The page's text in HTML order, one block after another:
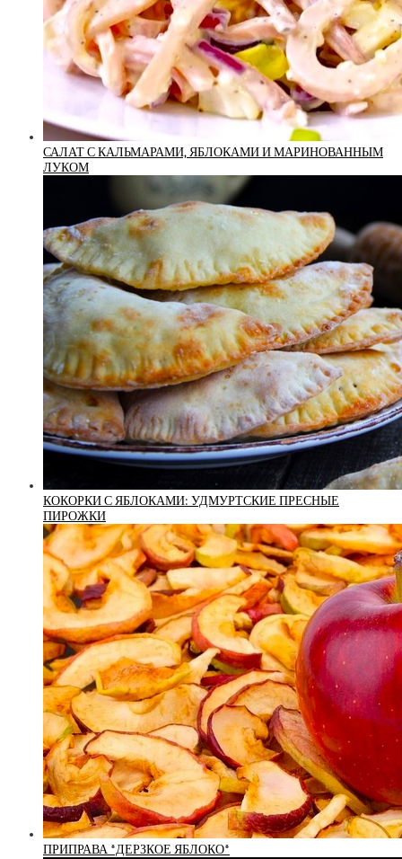
САЛАТ С КАЛЬМАРАМИ, ЯБЛОКАМИ И МАРИНОВАННЫМ
ЛУКОМ
КОКОРКИ С ЯБЛОКАМИ: УДМУРТСКИЕ ПРЕСНЫЕ
ПИРОЖКИ
ПРИПРАВА *ДЕРЗКОЕ ЯБЛОКО*